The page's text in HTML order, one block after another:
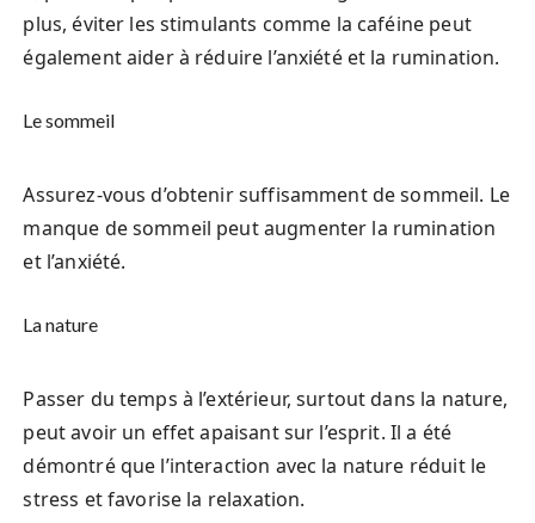
plus, éviter les stimulants comme la caféine peut
également aider à réduire l’anxiété et la rumination.
Le sommeil
Assurez-vous d’obtenir suffisamment de sommeil. Le
manque de sommeil peut augmenter la rumination
et l’anxiété.
La nature
Passer du temps à l’extérieur, surtout dans la nature,
peut avoir un effet apaisant sur l’esprit. Il a été
démontré que l’interaction avec la nature réduit le
stress et favorise la relaxation.